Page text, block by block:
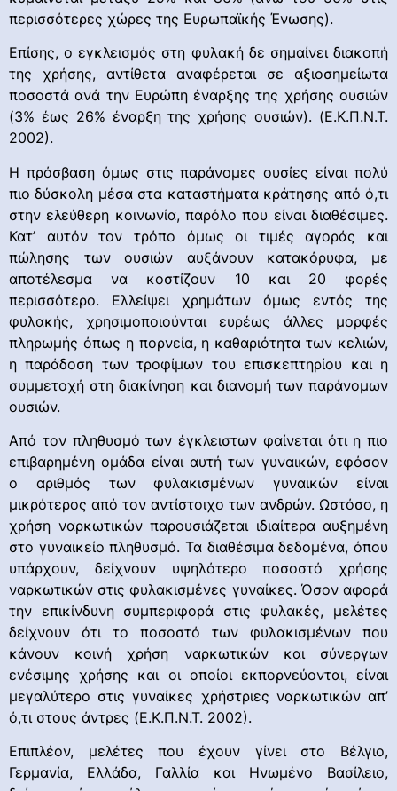
περισσότερες χώρες της Ευρωπαϊκής Ένωσης).
Επίσης, ο εγκλεισμός στη φυλακή δε σημαίνει διακοπή
της χρήσης, αντίθετα αναφέρεται σε αξιοσημείωτα
ποσοστά ανά την Ευρώπη έναρξης της χρήσης ουσιών
(3% έως 26% έναρξη της χρήσης ουσιών). (E.Κ.Π.Ν.Τ.
2002).
Η πρόσβαση όμως στις παράνομες ουσίες είναι πολύ
πιο δύσκολη μέσα στα καταστήματα κράτησης από ό,τι
στην ελεύθερη κοινωνία, παρόλο που είναι διαθέσιμες.
Κατ’ αυτόν τον τρόπο όμως οι τιμές αγοράς και
πώλησης των ουσιών αυξάνουν κατακόρυφα, με
αποτέλεσμα να κοστίζουν 10 και 20 φορές
περισσότερο. Ελλείψει χρημάτων όμως εντός της
φυλακής, χρησιμοποιούνται ευρέως άλλες μορφές
πληρωμής όπως η πορνεία, η καθαριότητα των κελιών,
η παράδοση των τροφίμων του επισκεπτηρίου και η
συμμετοχή στη διακίνηση και διανομή των παράνομων
ουσιών.
Από τον πληθυσμό των έγκλειστων φαίνεται ότι η πιο
επιβαρημένη ομάδα είναι αυτή των γυναικών, εφόσον
ο αριθμός των φυλακισμένων γυναικών είναι
μικρότερος από τον αντίστοιχο των ανδρών. Ωστόσο, η
χρήση ναρκωτικών παρουσιάζεται ιδιαίτερα αυξημένη
στο γυναικείο πληθυσμό. Τα διαθέσιμα δεδομένα, όπου
υπάρχουν, δείχνουν υψηλότερο ποσοστό χρήσης
ναρκωτικών στις φυλακισμένες γυναίκες. Όσον αφορά
την επικίνδυνη συμπεριφορά στις φυλακές, μελέτες
δείχνουν ότι το ποσοστό των φυλακισμένων που
κάνουν κοινή χρήση ναρκωτικών και σύνεργων
ενέσιμης χρήσης και οι οποίοι εκπορνεύονται, είναι
μεγαλύτερο στις γυναίκες χρήστριες ναρκωτικών απ’
ό,τι στους άντρες (Ε.Κ.Π.Ν.Τ. 2002).
Επιπλέον, μελέτες που έχουν γίνει στο Βέλγιο,
Γερμανία, Ελλάδα, Γαλλία και Ηνωμένο Βασίλειο,